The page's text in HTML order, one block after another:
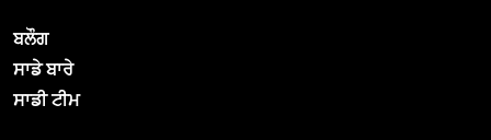
ਬਲੌਗ
ਸਾਡੇ ਬਾਰੇ
ਸਾਡੀ ਟੀਮ